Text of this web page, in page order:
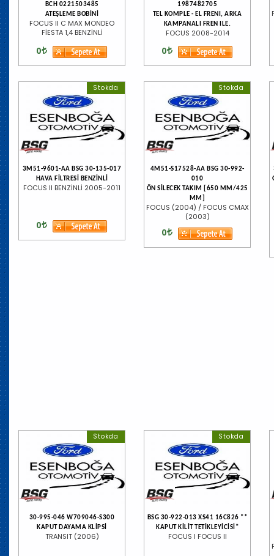
BCH 0221503485
ATEŞLEME BOBİNİ
FOCUS II C MAX MONDEO
FİESTA 1,4 BENZİNLİ
0
1987482705
TEL KOMPLE - EL FRENI, ARKA
KAMPANALI FREN ILE.
FOCUS 2008-2014
0
Stokda
3M51-9601-AA BSG 30-135-017
HAVA FİLTRESİ BENZİNLİ
FOCUS II BENZİNLİ 2005-2011
0
Stokda
4M51-S17528-AA BSG 30-992-
010
ÖN SİLECEK TAKIM [650 MM/425
MM]
FOCUS (2004) / FOCUS CMAX
(2003)
0
Stokda
30-995-046 W709046-S300
KAPUT DAYAMA KLİPSİ
TRANSIT (2006)
Stokda
BSG 30-922-013 XS41 16C826 **
KAPUT KİLİT TETİKLEYİCİSİ*
FOCUS I FOCUS II